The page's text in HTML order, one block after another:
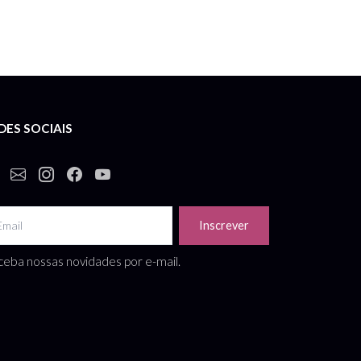
SOCIAIS
Inscrever
nossas novidades por e-mail.